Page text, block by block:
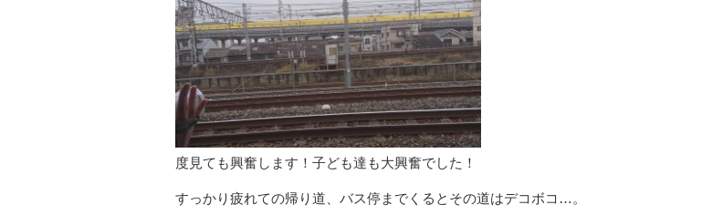
度見ても興奮します！子ども達も大興奮でした！
すっかり疲れての帰り道、バス停までくるとその道はデコボコ…。